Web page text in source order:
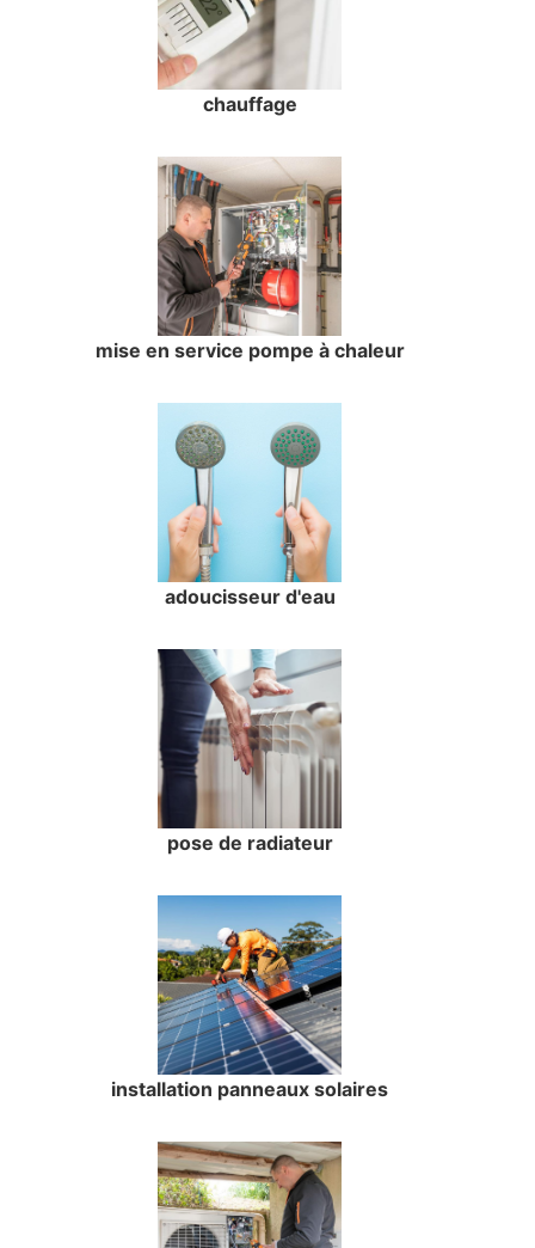
chauffage
mise en service pompe à chaleur
adoucisseur d'eau
pose de radiateur
installation panneaux solaires